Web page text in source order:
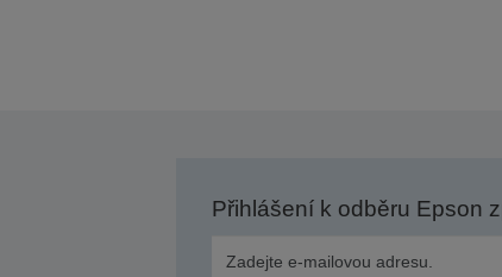
Přihlášení k odběru Epson